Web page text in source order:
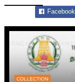
Facebook
COLLECTION